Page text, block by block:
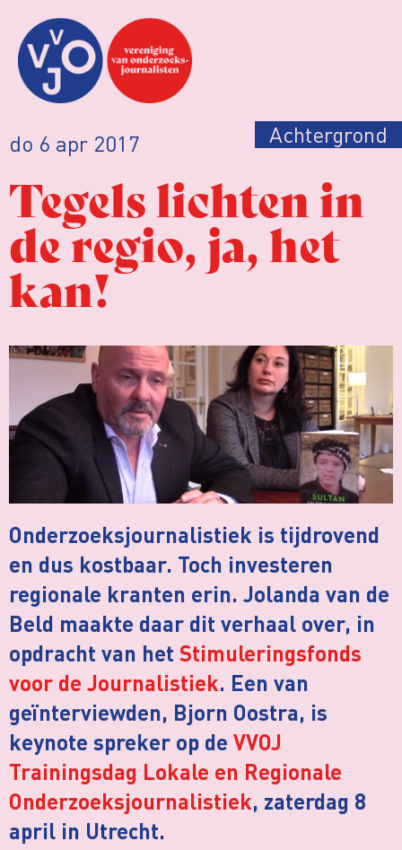
do 6 apr 2017 Achtergrond
Tegels lichten in
de regio, ja, het
kan!
Onderzoeksjournalistiek is tijdrovend
en dus kostbaar. Toch investeren
regionale kranten erin. Jolanda van de
Beld maakte daar dit verhaal over, in
opdracht van het Stimuleringsfonds
voor de Journalistiek. Een van
geïnterviewden, Bjorn Oostra, is
keynote spreker op de VVOJ
Trainingsdag Lokale en Regionale
Onderzoeksjournalistiek, zaterdag 8
april in Utrecht.